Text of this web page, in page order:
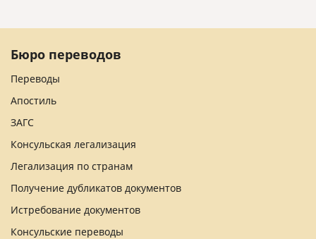
до 2-х рабочих дней.
Бюро переводов
Переводы
Апостиль
ЗАГС
Консульская легализация
Легализация по странам
Получение дубликатов документов
Истребование документов
Консульские переводы